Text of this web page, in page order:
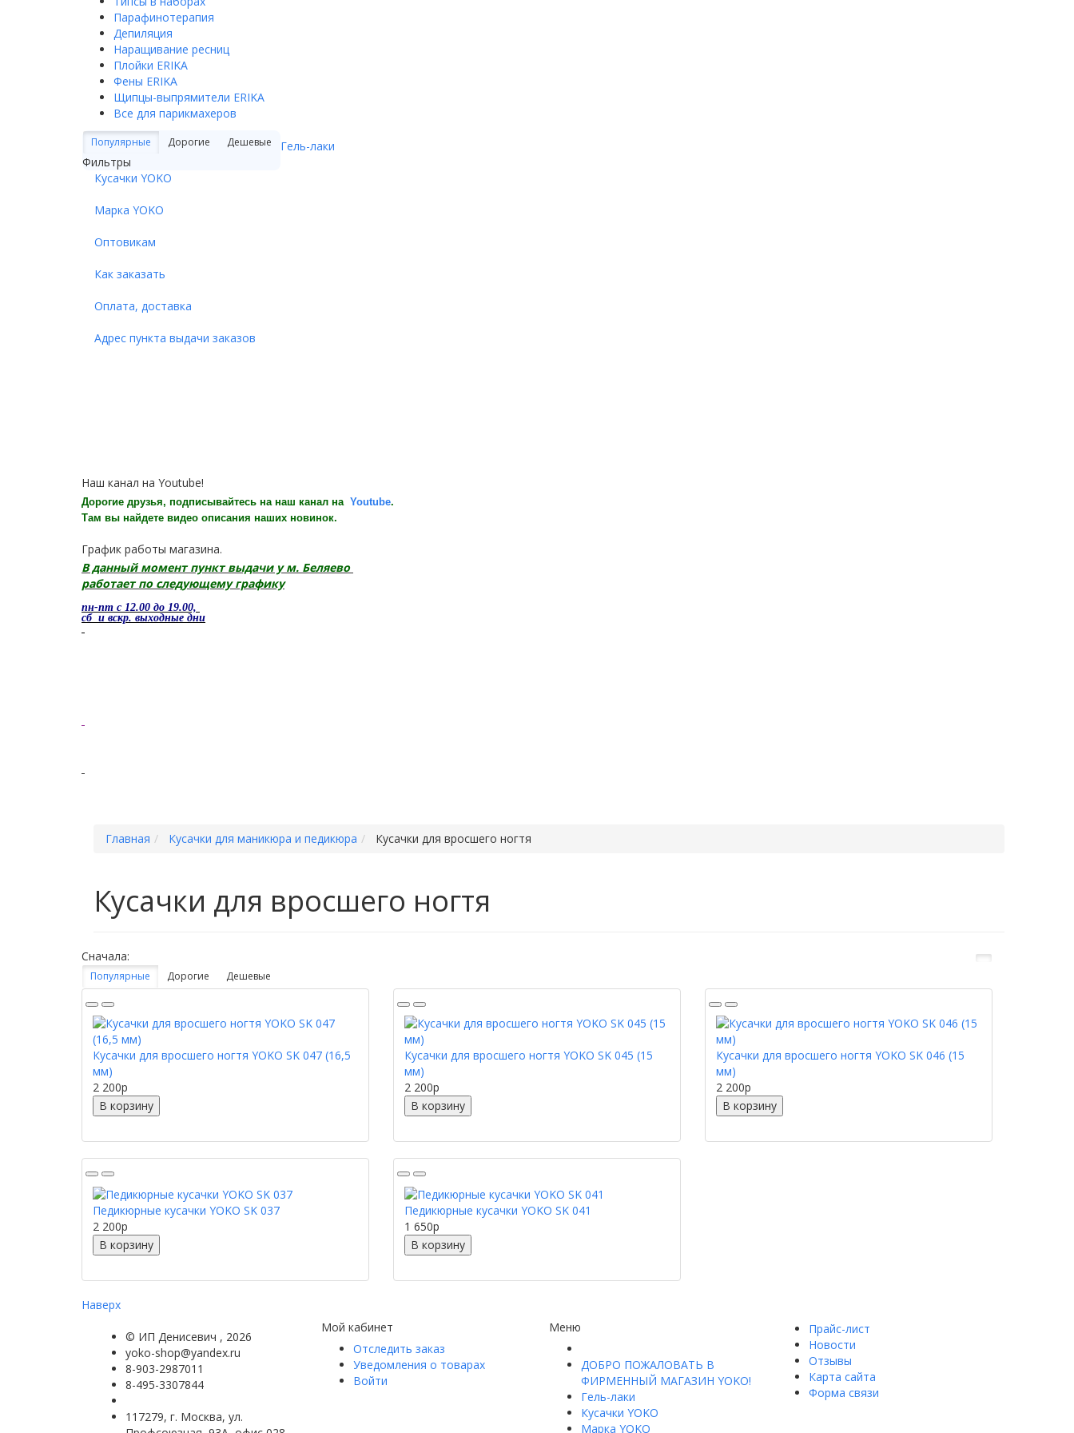
Парафинотерапия
Депиляция
Наращивание ресниц
Плойки ERIKA
Фены ERIKA
Щипцы-выпрямители ERIKA
Все для парикмахеров
Популярные Дорогие Дешевые
Фильтры
Гель-лаки
Кусачки YOKO
Марка YOKO
Оптовикам
Как заказать
Оплата, доставка
Адрес пункта выдачи заказов
Наш канал на Youtube!
Дорогие друзья, подписывайтесь на наш канал на Youtube.
Там вы найдете видео описания наших новинок.
График работы магазина.
В данный момент пункт выдачи у м. Беляево
работает по следующему графику
пн-пт с 12.00 до 19.00,
сб и вскр. выходные дни
Главная Кусачки для маникюра и педикюра Кусачки для вросшего ногтя
Кусачки для вросшего ногтя
Сначала:
Популярные Дорогие Дешевые
Кусачки для вросшего ногтя YOKO SK 047 (16,5
мм)
2 200p
В корзину
Кусачки для вросшего ногтя YOKO SK 045 (15
мм)
2 200p
В корзину
Кусачки для вросшего ногтя YOKO SK 046 (15
мм)
2 200p
В корзину
Педикюрные кусачки YOKO SK 037
2 200p
В корзину
Педикюрные кусачки YOKO SK 041
1 650p
В корзину
Наверх
© ИП Денисевич , 2026
yoko-shop@yandex.ru
8-903-2987011
8-495-3307844
117279, г. Москва, ул.
Мой кабинет
Отследить заказ
Уведомления о товарах
Войти
Меню
ДОБРО ПОЖАЛОВАТЬ В
ФИРМЕННЫЙ МАГАЗИН YOKO!
Гель-лаки
Кусачки YOKO
Марка YOKO
Прайс-лист
Новости
Отзывы
Карта сайта
Форма связи